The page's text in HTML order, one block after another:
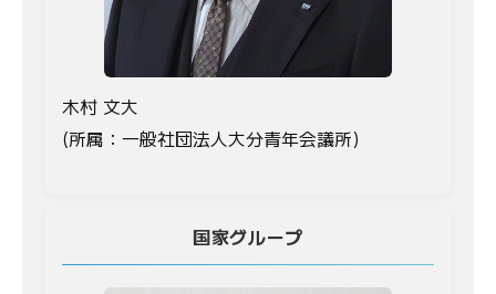
木村 文大
(所属：一般社団法人大分青年会議所)
国家グループ